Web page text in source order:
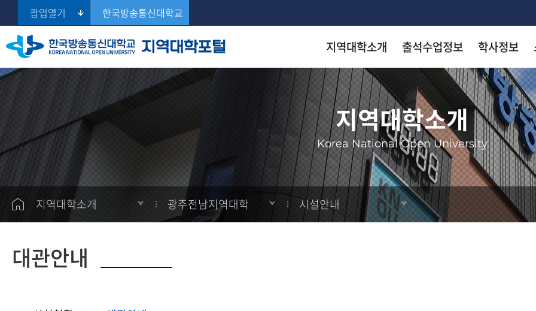
팝업열기 한국방송통신대학교
지역대학소개
서울지역대학
부산지역대학
대구경북지역대학
인천지역대학
광주전남지역대학
연혁
부서안내
시설안내
오시는길
광.전.지(블로그)
대전충남지역대학
울산지역대학
경기지역대학
충북지역대학
착한
출석수업정보
출석수업자료실
출석수업일정
착한
학사정보
대학일정
지역대학일정
인터넷상담
증명발급안내
착한
스터디룸 예약
스터디룸 관리
착한
공지사항
학생게시판
학생활동소개
착한
Search 지역대학소개
Korea National Open University
지역대학소개 광주전남지역대학 시설안내
대관안내